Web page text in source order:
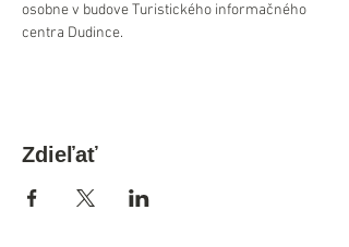
osobne v budove Turistického informačného
centra Dudince.
Zdieľať